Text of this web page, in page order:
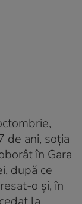
de ani, soţia
în Gara
după ce
o şi, în